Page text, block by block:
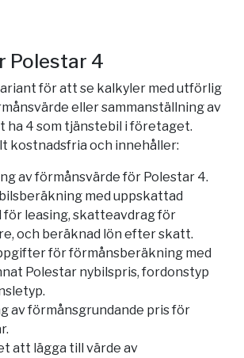
Polestar 4
för att se kalkyler med utförlig
eller sammanställning av
ha 4 som tjänstebil i företaget.
kostnadsfria och innehåller:
av förmånsvärde för Polestar 4.
med uppskattad
för leasing, skatteavdrag för
och beräknad lön efter skatt.
för förmånsberäkning med
Polestar nybilspris, fordonstyp
av förmånsgrundande pris för
att lägga till värde av